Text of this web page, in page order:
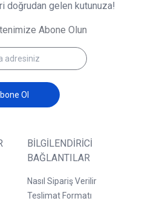
BILGILENDIRICI
BAĞLANTILAR
Nasıl Sipariş Verilir
Teslimat Formatı
doğrudan gelen kutunuza!
Abone Olun
Ol